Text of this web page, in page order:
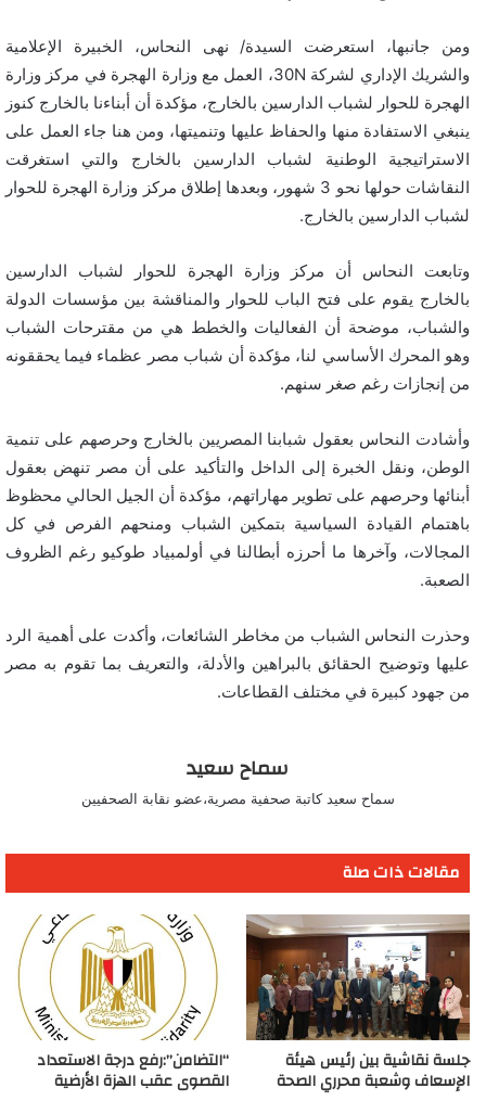
ومن جانبها، استعرضت السيدة/ نهى النحاس، الخبيرة الإعلامية
والشريك الإداري لشركة 30N، العمل مع وزارة الهجرة في مركز وزارة
الهجرة للحوار لشباب الدارسين بالخارج، مؤكدة أن أبناءنا بالخارج كنوز
ينبغي الاستفادة منها والحفاظ عليها وتنميتها، ومن هنا جاء العمل على
الاستراتيجية الوطنية لشباب الدارسين بالخارج والتي استغرقت
النقاشات حولها نحو 3 شهور، وبعدها إطلاق مركز وزارة الهجرة للحوار
لشباب الدارسين بالخارج.
وتابعت النحاس أن مركز وزارة الهجرة للحوار لشباب الدارسين
بالخارج يقوم على فتح الباب للحوار والمناقشة بين مؤسسات الدولة
والشباب، موضحة أن الفعاليات والخطط هي من مقترحات الشباب
وهو المحرك الأساسي لنا، مؤكدة أن شباب مصر عظماء فيما يحققونه
من إنجازات رغم صغر سنهم.
وأشادت النحاس بعقول شبابنا المصريين بالخارج وحرصهم على تنمية
الوطن، ونقل الخبرة إلى الداخل والتأكيد على أن مصر تنهض بعقول
أبنائها وحرصهم على تطوير مهاراتهم، مؤكدة أن الجيل الحالي محظوظ
باهتمام القيادة السياسية بتمكين الشباب ومنحهم الفرص في كل
المجالات، وآخرها ما أحرزه أبطالنا في أولمبياد طوكيو رغم الظروف
الصعبة.
وحذرت النحاس الشباب من مخاطر الشائعات، وأكدت على أهمية الرد
عليها وتوضيح الحقائق بالبراهين والأدلة، والتعريف بما تقوم به مصر
من جهود كبيرة في مختلف القطاعات.
سماح سعيد
سماح سعيد كاتبة صحفية مصرية،عضو نقابة الصحفيين
مقالات ذات صلة
جلسة نقاشية بين رئيس هيئة
الإسعاف وشعبة محرري الصحة
“التضامن”:رفع درجة الاستعداد
القصوى عقب الهزة الأرضية